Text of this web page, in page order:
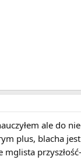
ale do
plus, blacha
mglista